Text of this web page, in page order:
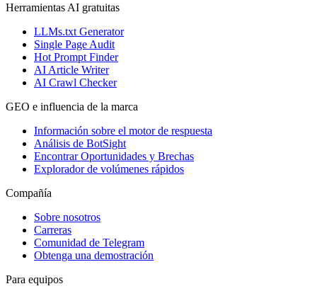
Herramientas AI gratuitas
LLMs.txt Generator
Single Page Audit
Hot Prompt Finder
AI Article Writer
AI Crawl Checker
GEO e influencia de la marca
Información sobre el motor de respuesta
Análisis de BotSight
Encontrar Oportunidades y Brechas
Explorador de volúmenes rápidos
Compañía
Sobre nosotros
Carreras
Comunidad de Telegram
Obtenga una demostración
Para equipos